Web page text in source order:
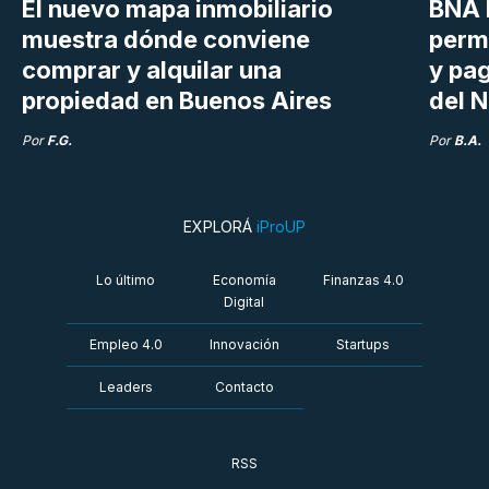
El nuevo mapa inmobiliario
muestra dónde conviene
comprar y alquilar una
propiedad en Buenos Aires
Por F.G.
BNA
y
del
Por B.A.
EXPLORÁ iProUP
Lo último
Economía
Digital
Finanzas 4.0
Empleo 4.0 Innovación Startups
Leaders Contacto
RSS